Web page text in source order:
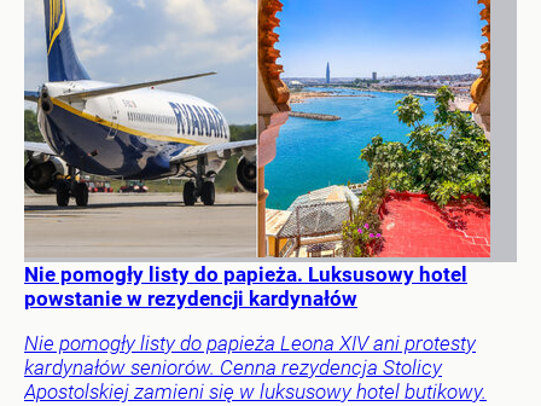
Nie pomogły listy do papieża. Luksusowy hotel
powstanie w rezydencji kardynałów
Nie pomogły listy do papieża Leona XIV ani protesty
kardynałów seniorów. Cenna rezydencja Stolicy
Apostolskiej zamieni się w luksusowy hotel butikowy.